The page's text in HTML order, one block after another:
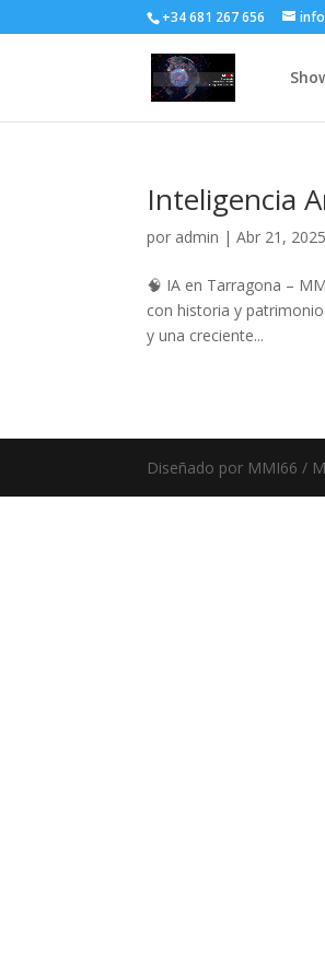
+34 681 267 656
Inteligencia
por admin |Abr 21, 2025
🧠 IA en Tarragona –
con historia y
y una creciente...
Diseñado por MMI66 /